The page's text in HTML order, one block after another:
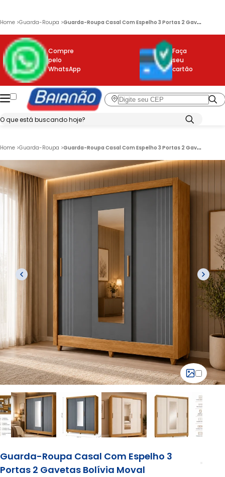
Home >Guarda-Roupa > G
uarda-Roupa Casal Com Espelho 3 Portas 2 Gavetas Bolívia Moval
Compre
pelo
WhatsApp
Faça
seu
cartão
Home >Guarda-Roupa > G
uarda-Roupa Casal Com Espelho 3 Portas 2 Gavetas Bolívia Moval
Guarda-Roupa Casal Com Espelho 3
Portas 2 Gavetas Bolívia Moval